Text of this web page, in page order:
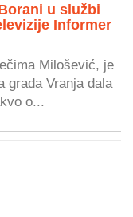
u službi
Informer
Milošević, je
grada Vranja dala
o...